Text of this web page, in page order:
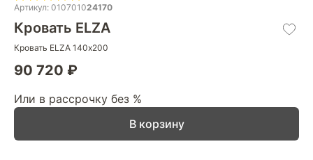
Артикул: 010701024170
Кровать ELZA
Кровать ELZA 140х200
90 720 ₽
Или в рассрочку без %
В корзину